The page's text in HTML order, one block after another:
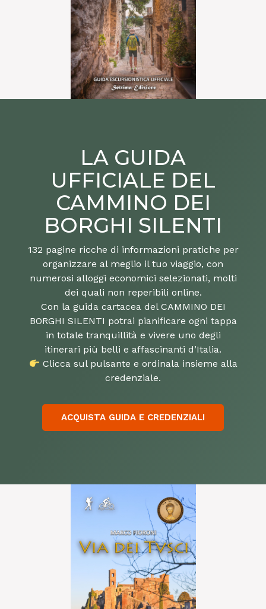
LA GUIDA
UFFICIALE DEL
CAMMINO DEI
BORGHI SILENTI
132 pagine ricche di informazioni pratiche per
organizzare al meglio il tuo viaggio, con
numerosi alloggi economici selezionati, molti
dei quali non reperibili online.
Con la guida cartacea del CAMMINO DEI
BORGHI SILENTI potrai pianificare ogni tappa
in totale tranquillità e vivere uno degli
Clicca sul pulsante e ordinala insieme alla
credenziale.
ACQUISTA GUIDA E CREDENZIALI